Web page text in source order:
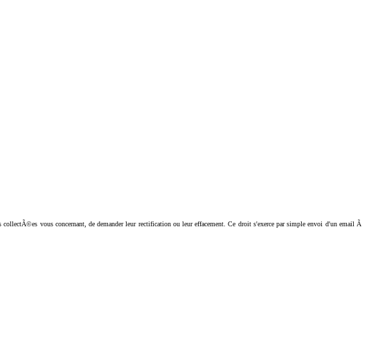
vous concernant, de demander leur rectification ou leur effacement. Ce droit s'exerce par simple envoi d'un email Ã